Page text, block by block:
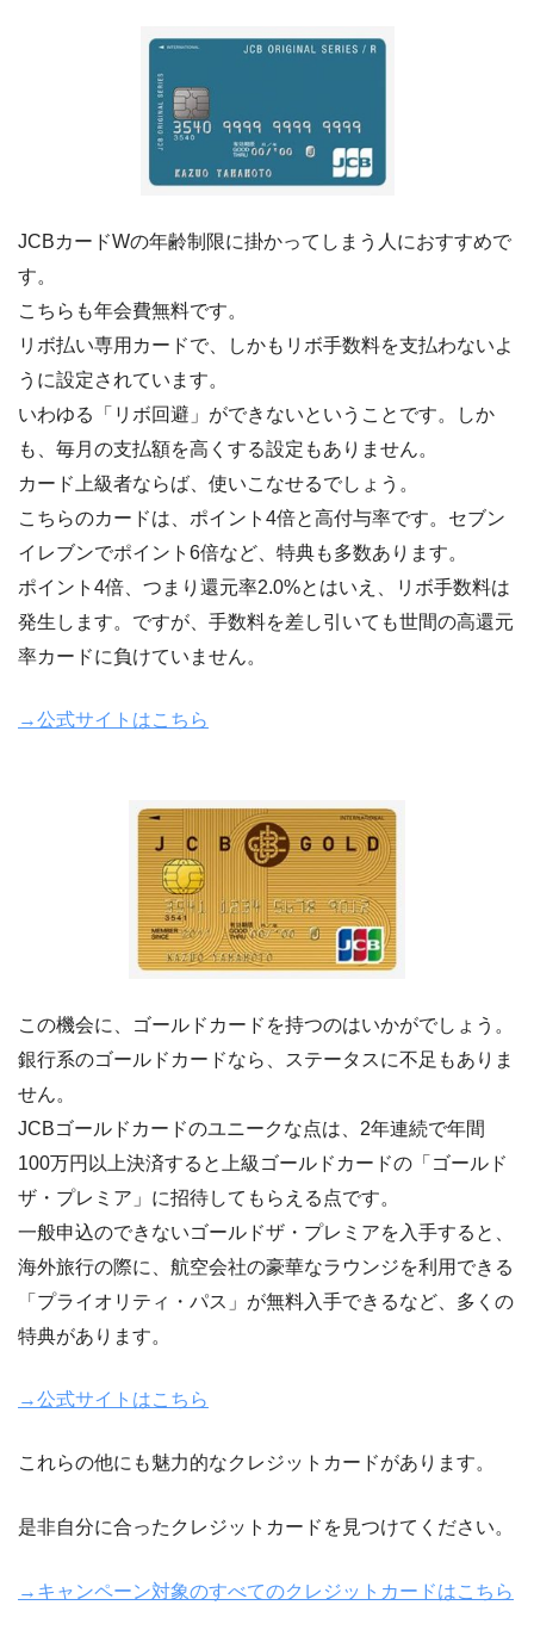
JCBカードWの年齢制限に掛かってしまう人におすすめで
す。
こちらも年会費無料です。
リボ払い専用カードで、しかもリボ手数料を支払わないよ
うに設定されています。
いわゆる「リボ回避」ができないということです。しか
も、毎月の支払額を高くする設定もありません。
カード上級者ならば、使いこなせるでしょう。
こちらのカードは、ポイント4倍と高付与率です。セブン
イレブンでポイント6倍など、特典も多数あります。
ポイント4倍、つまり還元率2.0%とはいえ、リボ手数料は
発生します。ですが、手数料を差し引いても世間の高還元
率カードに負けていません。
→公式サイトはこちら
この機会に、ゴールドカードを持つのはいかがでしょう。
銀行系のゴールドカードなら、ステータスに不足もありま
せん。
JCBゴールドカードのユニークな点は、2年連続で年間
100万円以上決済すると上級ゴールドカードの「ゴールド
ザ・プレミア」に招待してもらえる点です。
一般申込のできないゴールドザ・プレミアを入手すると、
海外旅行の際に、航空会社の豪華なラウンジを利用できる
「プライオリティ・パス」が無料入手できるなど、多くの
特典があります。
→公式サイトはこちら
これらの他にも魅力的なクレジットカードがあります。
是非自分に合ったクレジットカードを見つけてください。
→キャンペーン対象のすべてのクレジットカードはこちら